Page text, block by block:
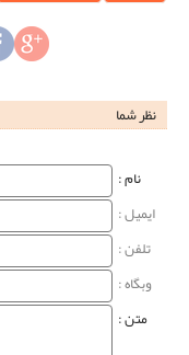
نظر شما
نام‌ :
ایمیل :
تلفن :
وبگاه‌ :
متن :